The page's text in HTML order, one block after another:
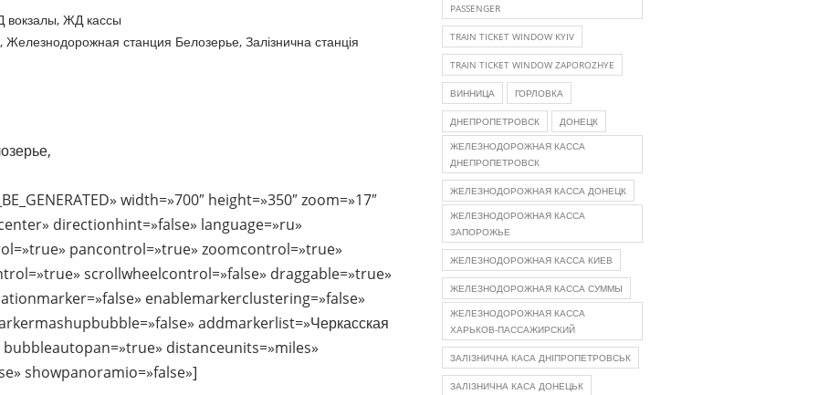
вокзалы, ЖД кассы
, Железнодорожная станция Белозерье, Залізнична станція
width=»700″ height=»350″ zoom=»17″
directionhint=»false» language=»ru»
pancontrol=»true» zoomcontrol=»true»
scrollwheelcontrol=»false» draggable=»true»
enablemarkerclustering=»false»
addmarkerlist=»Черкасская
bubbleautopan=»true» distanceunits=»miles»
showpanoramio=»false»]
PASSENGER
TRAIN TICKET WINDOW KYIV
TRAIN TICKET WINDOW ZAPOROZHYE
ВИННИЦА ГОРЛОВКА
ДНЕПРОПЕТРОВСК
ДОНЕЦК
ЖЕЛЕЗНОДОРОЖНАЯ КАССА
ДНЕПРОПЕТРОВСК
ЖЕЛЕЗНОДОРОЖНАЯ КАССА ДОНЕЦК
ЖЕЛЕЗНОДОРОЖНАЯ КАССА
ЗАПОРОЖЬЕ
ЖЕЛЕЗНОДОРОЖНАЯ КАССА КИЕВ
ЖЕЛЕЗНОДОРОЖНАЯ КАССА СУММЫ
ЖЕЛЕЗНОДОРОЖНАЯ КАССА
ХАРЬКОВ-ПАССАЖИРСКИЙ
ЗАЛІЗНИЧНА КАСА ДНІПРОПЕТРОВСЬК
ЗАЛІЗНИЧНА КАСА ДОНЕЦЬК